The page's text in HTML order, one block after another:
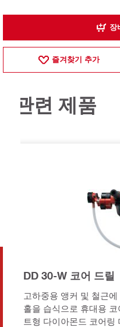
장
즐겨찾기 추가
관련 제품
DD 30-W 코어 드릴
고하중용 앵커 및 철근
홀을 습식으로 휴대용
트형 다이아몬드 코어링